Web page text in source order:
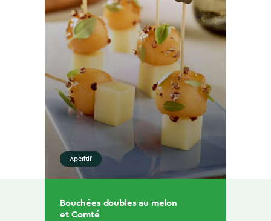
Apéritif
Bouchées doubles au melon
et Comté